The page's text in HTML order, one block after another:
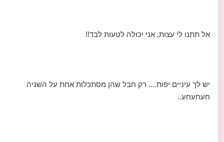
אל תתנו לי עצות, אני יכולה לטעות לבד!!
יש לך עיניים יפות.... רק חבל שהן מסתכלות אחת על השניה
חעחעחע..